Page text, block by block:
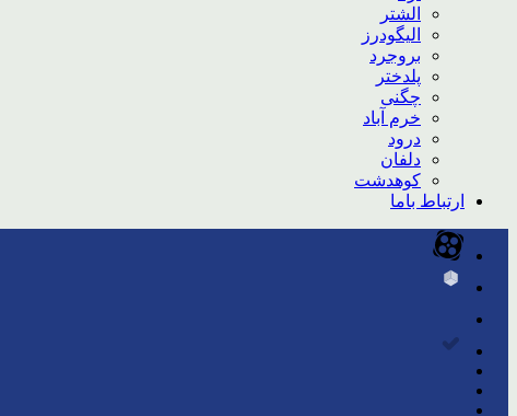
الشتر
الیگودرز
بروجرد
پلدختر
چگنی
خرم آباد
درود
دلفان
کوهدشت
ارتباط باما